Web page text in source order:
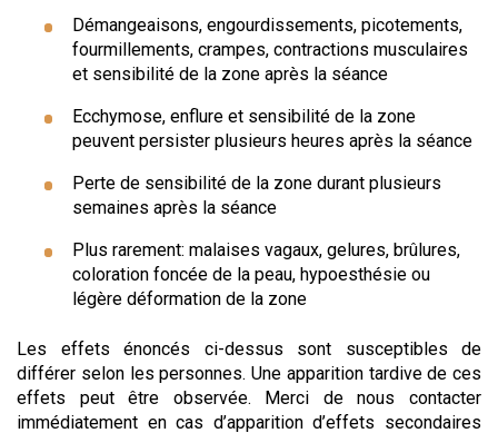
Démangeaisons, engourdissements, picotements,
fourmillements, crampes, contractions musculaires
et sensibilité de la zone après la séance
Ecchymose, enflure et sensibilité de la zone
peuvent persister plusieurs heures après la séance
Perte de sensibilité de la zone durant plusieurs
semaines après la séance
Plus rarement: malaises vagaux, gelures, brûlures,
coloration foncée de la peau, hypoesthésie ou
légère déformation de la zone
Les effets énoncés ci-dessus sont susceptibles de
différer selon les personnes. Une apparition tardive de ces
effets peut être observée. Merci de nous contacter
immédiatement en cas d’apparition d’effets secondaires